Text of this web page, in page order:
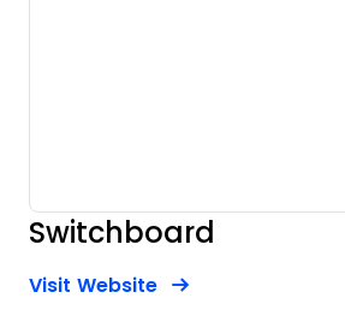
Switchboard
Visit WebsiteOpens New Window